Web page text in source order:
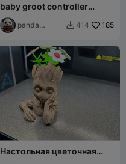
baby groot controller
holder
panda
 414 185
Настольная цветочная